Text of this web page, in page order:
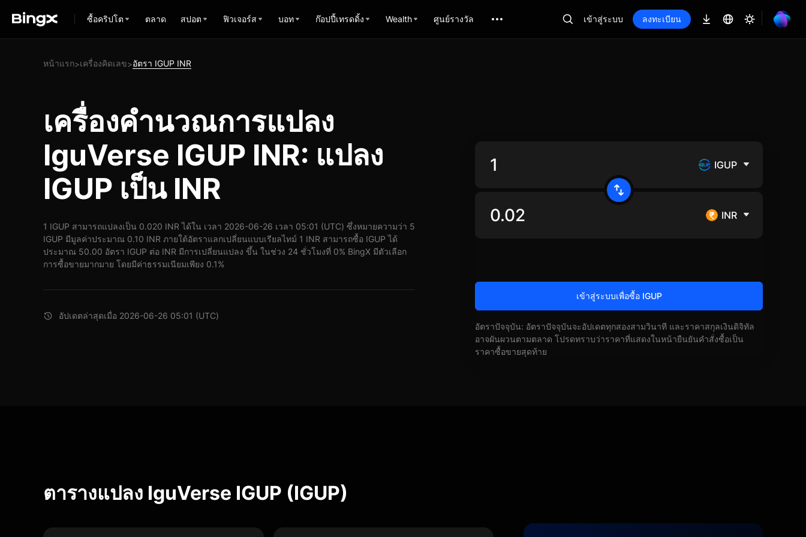
ซื้อคริปโต ตลาด สปอต ฟิวเจอร์ส บอท ก๊อปปี้เทรดดิ้ง Wealth ศูนย์รางวัล เข้าสู่ระบบ ลงทะเบียน
หน้าแรก>เครื่องคิดเลข>อัตรา IGUP INR
เครื่องคำนวณการแปลง
IguVerse IGUP INR: แปลง
IGUP เป็น INR
1 IGUP สามารถแปลงเป็น 0.020 INR ได้ใน เวลา 2026-06-26 เวลา 05:01 (UTC) ซึ่งหมายความว่า 5
IGUP มีมูลค่าประมาณ 0.10 INR ภายใต้อัตราแลกเปลี่ยนแบบเรียลไทม์ 1 INR สามารถซื้อ IGUP ได้
ประมาณ 50.00 อัตรา IGUP ต่อ INR มีการเปลี่ยนแปลง ขึ้น ในช่วง 24 ชั่วโมงที่ 0% BingX มีตัวเลือก
การซื้อขายมากมาย โดยมีค่าธรรมเนียมเพียง 0.1%
อัปเดตล่าสุดเมื่อ 2026-06-26 05:01 (UTC)
IGUP
INR
เข้าสู่ระบบเพื่อซื้อ IGUP
อัตราปัจจุบัน: อัตราปัจจุบันจะอัปเดตทุกสองสามวินาที และราคาสกุลเงินดิจิทัล
อาจผันผวนตามตลาด โปรดทราบว่าราคาที่แสดงในหน้ายืนยันคำสั่งซื้อเป็น
ราคาซื้อขายสุดท้าย
ตารางแปลง IguVerse IGUP (IGUP)